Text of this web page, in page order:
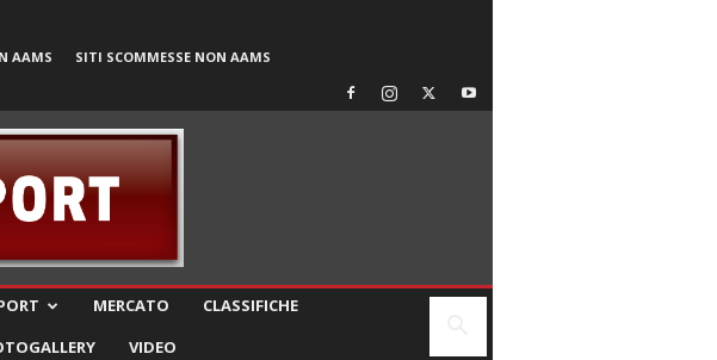
AAMS SITI SCOMMESSE NON AAMS
MERCATO
CLASSIFICHE
VIDEO